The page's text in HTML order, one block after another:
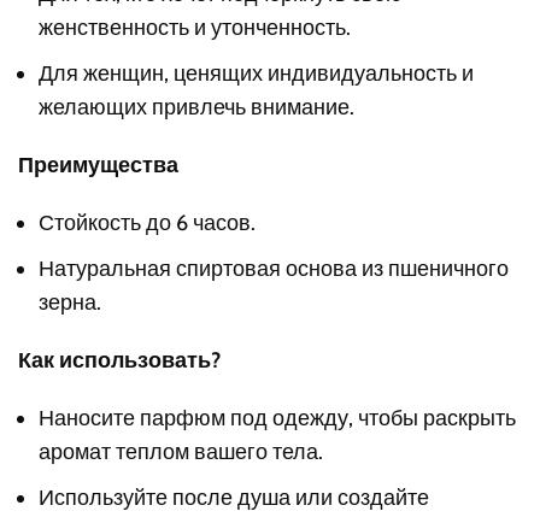
женственность и утонченность.
Для женщин, ценящих индивидуальность и
желающих привлечь внимание.
Преимущества
Стойкость до 6 часов.
Натуральная спиртовая основа из пшеничного
зерна.
Как использовать?
Наносите парфюм под одежду, чтобы раскрыть
аромат теплом вашего тела.
Используйте после душа или создайте